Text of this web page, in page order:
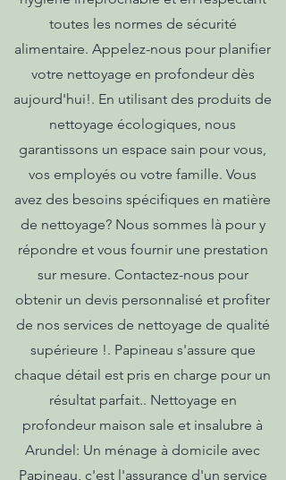
toutes les normes de sécurité
alimentaire. Appelez-nous pour planifier
votre nettoyage en profondeur dès
aujourd'hui!. En utilisant des produits de
nettoyage écologiques, nous
garantissons un espace sain pour vous,
vos employés ou votre famille. Vous
avez des besoins spécifiques en matière
de nettoyage? Nous sommes là pour y
répondre et vous fournir une prestation
sur mesure. Contactez-nous pour
obtenir un devis personnalisé et profiter
de nos services de nettoyage de qualité
supérieure !. Papineau s'assure que
chaque détail est pris en charge pour un
résultat parfait.. Nettoyage en
profondeur maison sale et insalubre à
Arundel: Un ménage à domicile avec
Papineau, c'est l'assurance d'un service